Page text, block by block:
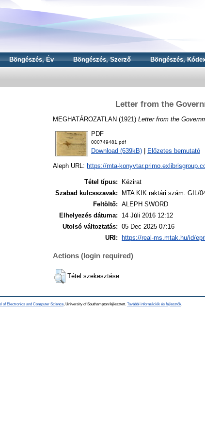
Böngészés, Év Böngészés, Szerző Böngészés,
Letter from the
MEGHATÁROZATLAN (1921) Letter from the
PDF
000749481.pdf
Download (639kB) Előzetes bemutató
Aleph URL: https://mta-
Tétel típus:
Kézirat
Szabad kulcsszavak:
MTA KIK raktári szám: GIL/
Feltöltő: ALEPH SWORD
Elhelyezés dátuma:
14 Júli 2016 12:12
Utolsó változtatás: 05 Dec 2025 07:16
URI:
https://real-ms.mtak.hu/id/
Actions (login required)
Tétel szekesztése
of Electronics and Computer Science , University of Southampton fejlesztett. További információk és fejlesztők